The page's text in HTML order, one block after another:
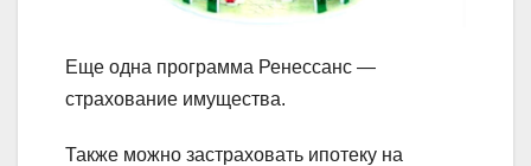
Еще одна программа Ренессанс —
страхование имущества.
Также можно застраховать ипотеку на